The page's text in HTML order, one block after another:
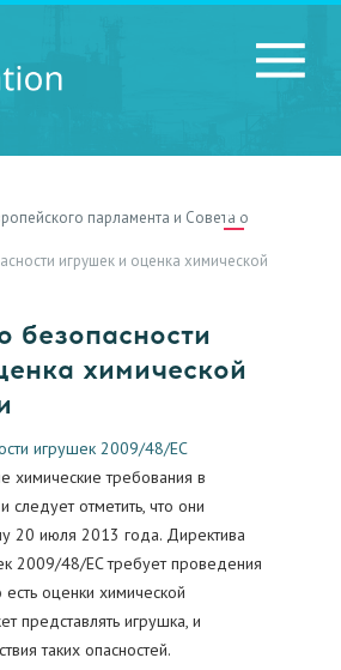
RU
парламента и Совета о
игрушек и оценка химической
безопасности
химической
игрушек 2009/48/EC
химические требования в
следует отметить, что они
20 июля 2013 года. Директива
2009/48/EC требует проведения
есть оценки химической
представлять игрушка, и
таких опасностей.